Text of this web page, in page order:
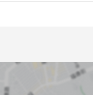
5.3分鐘 /